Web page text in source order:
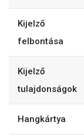
Kijelző
felbontása
Kijelző
tulajdonságok
Hangkártya